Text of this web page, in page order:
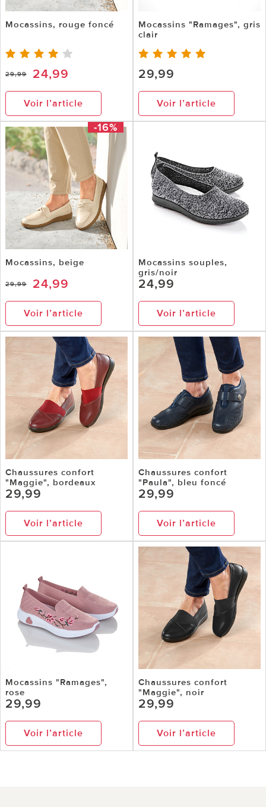
Mocassins, rouge foncé
29,99 24,99
Voir l’article
Mocassins "Ramages", gris
clair
29,99
Voir l’article
-16%
Mocassins, beige
29,99 24,99
Voir l’article
Mocassins souples,
gris/noir
24,99
Voir l’article
Chaussures confort
"Maggie", bordeaux
29,99
Voir l’article
Chaussures confort
"Paula", bleu foncé
29,99
Voir l’article
Mocassins "Ramages",
rose
29,99
Voir l’article
Chaussures confort
"Maggie", noir
29,99
Voir l’article